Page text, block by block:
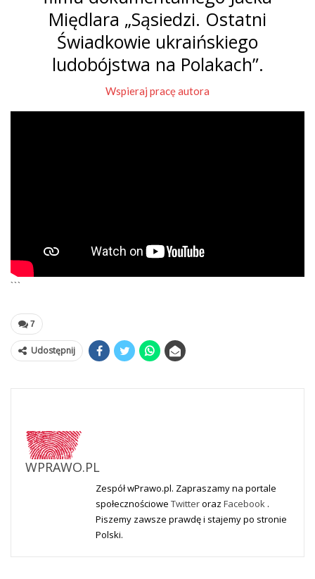
Międlara „Sąsiedzi. Ostatni
Świadkowie ukraińskiego
ludobójstwa na Polakach”.
Wspieraj pracę autora
```
7
Udostępnij
WPRAWO.PL
Zespół wPrawo.pl. Zapraszamy na portale
społecznościowe Twitteroraz Facebook .
Piszemy zawsze prawdę i stajemy po stronie
Polski.